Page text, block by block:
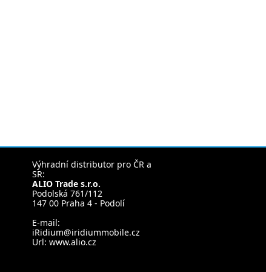
Výhradní distributor pro ČR a
SR:
ALIO Trade s.r.o.
Podolská 761/112
147 00 Praha 4 - Podolí
E-mail:
iRidium@iridiummobile.cz
Url: www.alio.cz